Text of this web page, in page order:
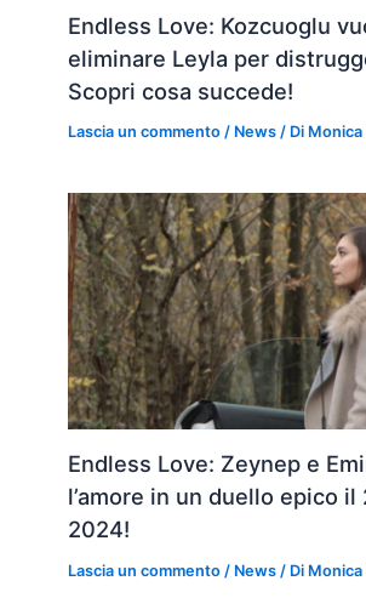
Endless Love: Kozcuoglu
eliminare Leyla per
Scopri cosa succede!
Lascia un commento / News / Di
Endless Love: Zeynep e
l’amore in un duello epico il
2024!
Lascia un commento / News / Di